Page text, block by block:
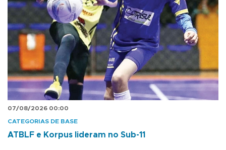
07/08/2026 00:00
CATEGORIAS DE BASE
ATBLF e Korpus lideram no Sub-11